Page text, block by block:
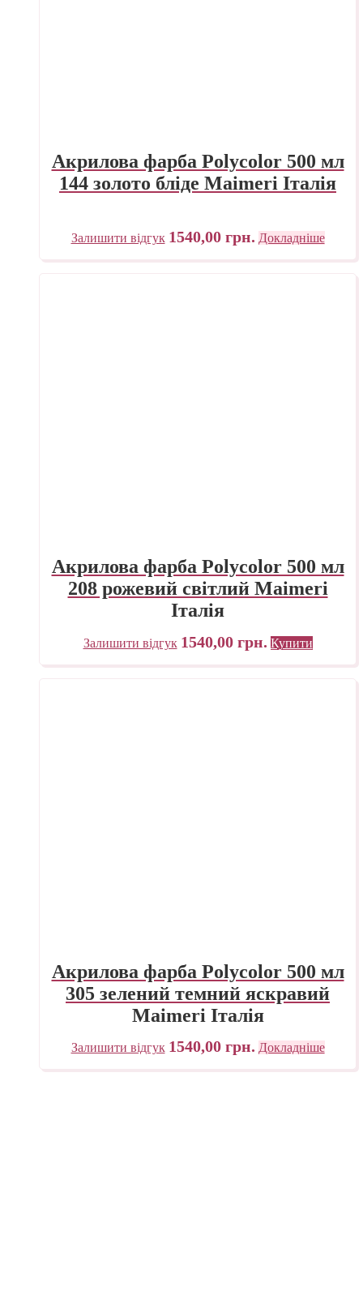
Акрилова фарба Polycolor 500 мл
144 золото бліде Maimeri Італія
Залишити відгук 1540,00 грн. Докладніше
Акрилова фарба Polycolor 500 мл
208 рожевий світлий Maimeri
Італія
Залишити відгук 1540,00 грн. Купити
Акрилова фарба Polycolor 500 мл
305 зелений темний яскравий
Maimeri Італія
Залишити відгук 1540,00 грн. Докладніше